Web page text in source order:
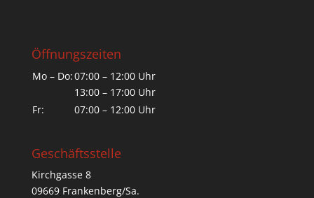
Öffnungszeiten
Mo – Do:07:00 – 12:00 Uhr
13:00 – 17:00 Uhr
Fr:
07:00 – 12:00 Uhr
Geschäftsstelle
Kirchgasse 8
09669 Frankenberg/Sa.